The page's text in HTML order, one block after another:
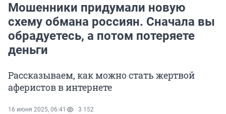
Мошенники придумали новую
схему обмана россиян. Сначала вы
обрадуетесь, а потом потеряете
деньги
Рассказываем, как можно стать жертвой
аферистов в интернете
16 июня 2025, 06:41 3 152